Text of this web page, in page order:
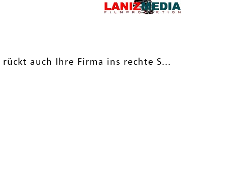
auch Ihre Firma ins rechte S...